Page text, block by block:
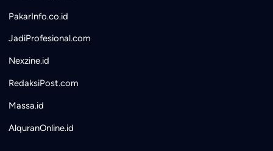
PakarInfo.co.id
JadiProfesional.com
Nexzine.id
RedaksiPost.com
Massa.id
AlquranOnline.id